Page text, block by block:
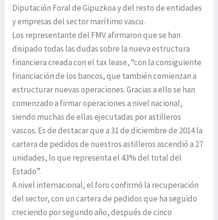
Diputación Foral de Gipuzkoa y del resto de entidades
y empresas del sector marítimo vasco.
Los representante del FMV afirmaron que se han
disipado todas las dudas sobre la nueva estructura
financiera creada con el tax lease, “con la consiguiente
financiación de los bancos, que también comienzan a
estructurar nuevas operaciones. Gracias a ello se han
comenzado a firmar operaciones a nivel nacional,
siendo muchas de ellas ejecutadas por astilleros
vascos. Es de destacar que a 31 de diciembre de 2014 la
cartera de pedidos de nuestros astilleros ascendió a 27
unidades, lo que representa el 43% del total del
Estado”.
A nivel internacional, el foro confirmó la recuperación
del sector, con un cartera de pedidos que ha seguido
creciendo por segundo año, después de cinco